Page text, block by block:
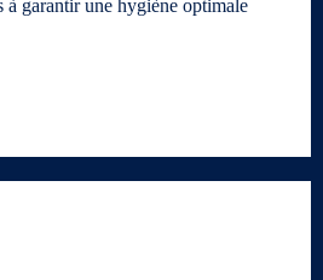
à garantir une hygiène optimale